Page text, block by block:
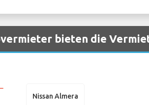
bieten die
Nissan Almera